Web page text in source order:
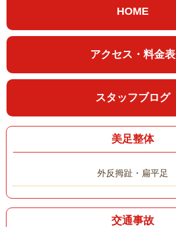
HOME
アクセス・料金表
スタッフブログ
美足整体
外反拇趾・扁平足
交通事故